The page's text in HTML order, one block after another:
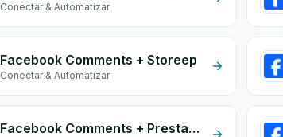
Conectar & Automatizar
Facebook Comments + Storeep
Conectar & Automatizar
Facebook Comments + PrestaShop